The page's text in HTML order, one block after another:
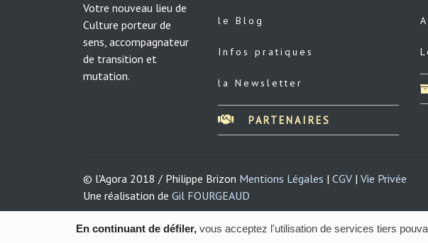
Votre nouveau lieu de
Culture porteur de
sens, accompagnateur
de transition et
mutation.
le Blog
Infos pratiques
la Newsletter
PARTENAIRES
© l'Agora 2018 / Philippe Brizon Mentions Légales | CGV | Vie Privée
Une réalisation de Gil FOURGEAUD
En continuant de défiler, vous acceptez l'utilisation de services tiers